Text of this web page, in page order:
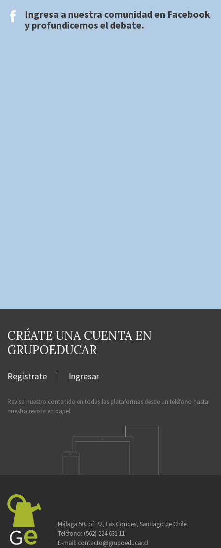
Ingresa a nuestra comunidad en Facebook
y profundicemos el debate.
CRÉATE UNA CUENTA EN
GRUPOEDUCAR
Regístrate Ingresar
Revisa nuestro contenido en todas las plataformas desde un teléfono hasta
nuestra revista en papel.
Málaga 50, of. 72, Las Condes, Santiago de Chile.
Teléfono: (562) 224 631 11
E-mail: contacto@grupoeducar.cl